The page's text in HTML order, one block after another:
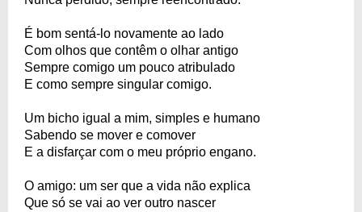
É bom sentá-lo novamente ao lado
Com olhos que contêm o olhar antigo
Sempre comigo um pouco atribulado
E como sempre singular comigo.
Um bicho igual a mim, simples e humano
Sabendo se mover e comover
E a disfarçar com o meu próprio engano.
O amigo: um ser que a vida não explica
Que só se vai ao ver outro nascer